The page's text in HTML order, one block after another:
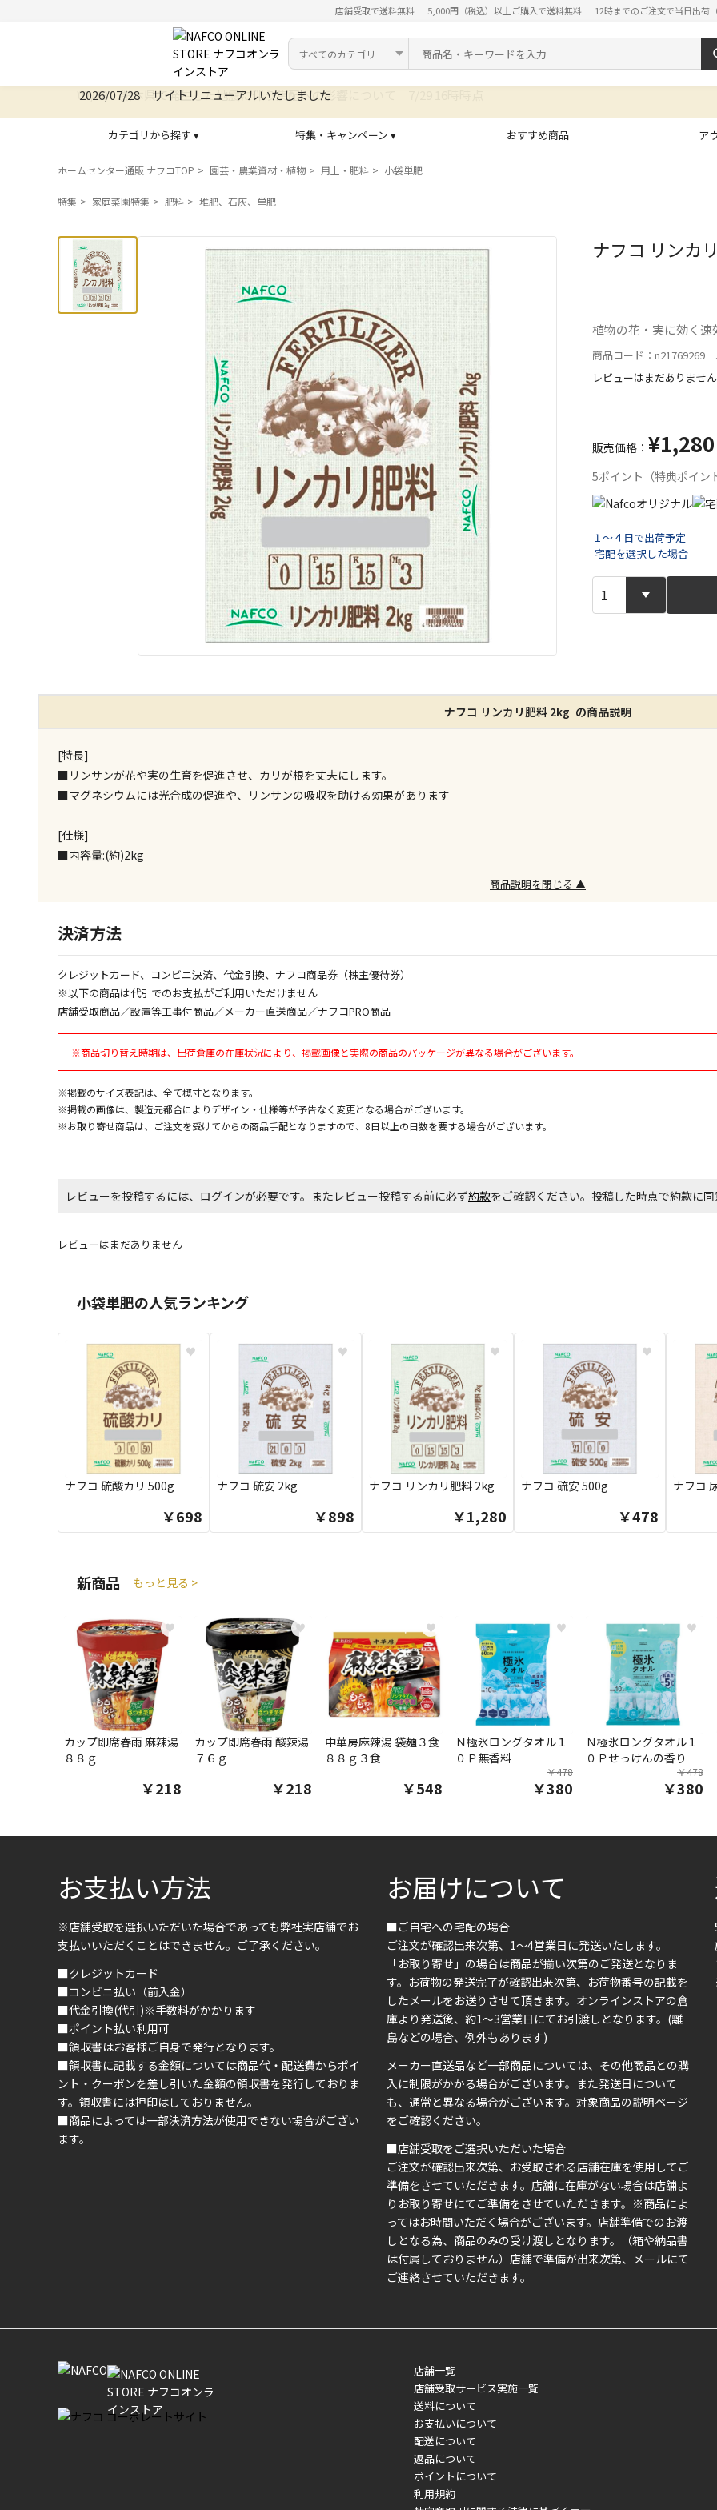
店舗受取で送料無料 5,000円（税込）以上ご購入で送料無料 12時までのご注文で当日出荷（
カテゴリ
検索キーワード
2026/07/28 サイトリニューアルいたしました
カテゴリから探す ▾ 特集・キャンペーン ▾ おすすめ商品 ア
ホームセンター通販 ナフコTOP 園芸・農業資材・植物 用土・肥料 小袋単肥
特集 家庭菜園特集 肥料 堆肥、石灰、単肥
ナフコ リンカ
植物の花・実に効く速
商品コード：n21769269
レビューはまだありません
販売価格： ¥1,280
5ポイント（特典ポイン
エアコンの
１～４日で出荷予定
宅配を選択した場合
ナフコ リンカリ肥料 2kg の商品説明
[特長]
■リンサンが花や実の生育を促進させ、カリが根を丈夫にします。
■マグネシウムには光合成の促進や、リンサンの吸収を助ける効果があります
[仕様]
■内容量:(約)2kg
商品説明を閉じる ▲
決済方法
クレジットカード、コンビニ決済、代金引換、ナフコ商品券（株主優待券）
※以下の商品は代引でのお支払がご利用いただけません
店舗受取商品／設置等工事付商品／メーカー直送商品／ナフコPRO商品
※商品切り替え時期は、出荷倉庫の在庫状況により、掲載画像と実際の商品のパッケージが異なる場合がございます。
※掲載のサイズ表記は、全て概寸となります。
※掲載の画像は、製造元都合によりデザイン・仕様等が予告なく変更となる場合がございます。
※お取り寄せ商品は、ご注文を受けてからの商品手配となりますので、8日以上の日数を要する場合がございます。
レビューを投稿するには、ログインが必要です。またレビュー投稿する前に必ず約款をご確認ください。投稿した時点で約款
レビューはまだありません
小袋単肥の人気ランキング
♥
ナフコ 硫酸カリ 500g
￥698
♥
ナフコ 硫安 2kg
￥898
♥
ナフコ リンカリ肥料 2kg
￥1,280
♥
ナフコ 硫安 500g
￥478
ナフコ
新商品 もっと見る >
♥
カップ即席春雨 麻辣湯
８８ｇ
￥218
♥
カップ即席春雨 酸辣湯
７６ｇ
￥218
♥
中華房麻辣湯 袋麺３食
８８ｇ３食
￥548
♥
Ｎ極氷ロングタオル１
０Ｐ無香料
￥478
￥380
♥
Ｎ極氷ロングタオル１
０Ｐせっけんの香り
￥478
￥380
お支払い方法
※店舗受取を選択いただいた場合であっても弊社実店舗でお
支払いいただくことはできません。ご了承ください。
■クレジットカード
■コンビニ払い（前入金）
■代金引換(代引)※手数料がかかります
■ポイント払い利用可
■領収書はお客様ご自身で発行となります。
■領収書に記載する金額については商品代・配送費からポイ
ント・クーポンを差し引いた金額の領収書を発行しておりま
す。領収書には押印はしておりません。
■商品によっては一部決済方法が使用できない場合がござい
ます。
お届けについて
■ご自宅への宅配の場合
ご注文が確認出来次第、1～4営業日に発送いたします。
「お取り寄せ」の場合は商品が揃い次第のご発送となりま
す。お荷物の発送完了が確認出来次第、お荷物番号の記載を
したメールをお送りさせて頂きます。オンラインストアの倉
庫より発送後、約1～3営業日にてお引渡しとなります。(離
島などの場合、例外もあります)
メーカー直送品など一部商品については、その他商品との購
入に制限がかかる場合がございます。また発送日について
も、通常と異なる場合がございます。対象商品の説明ページ
をご確認ください。
■店舗受取をご選択いただいた場合
ご注文が確認出来次第、お受取される店舗在庫を使用してご
準備をさせていただきます。店舗に在庫がない場合は店舗よ
りお取り寄せにてご準備をさせていただきます。※商品によ
ってはお時間いただく場合がございます。店舗準備でのお渡
しとなる為、商品のみの受け渡しとなります。（箱や納品書
は付属しておりません）店舗で準備が出来次第、メールにて
ご連絡させていただきます。
店舗一覧
店舗受取サービス実施一覧
送料について
お支払いについて
配送について
返品について
ポイントについて
利用規約